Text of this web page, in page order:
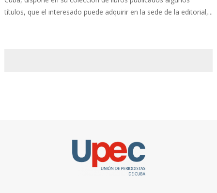
títulos, que el interesado puede adquirir en la sede de la editorial,...